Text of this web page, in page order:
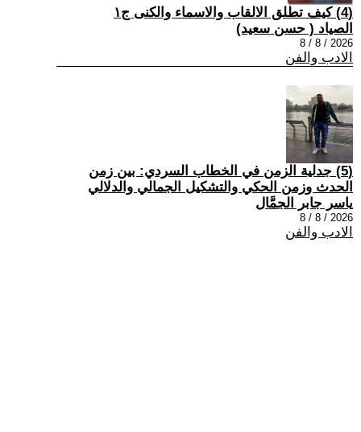
(4) كيف تطلق الالقاب والاسماء والكنى ج١
الصياد ‏( حسن سعيد‏)
2026 / 8 / 8
الادب والفن
(5) جدلية الزمن في الخطاب السردي: بين زمن
الحدث وزمن الحكي والتشكيل الجمالي والدلالي
ياسر جابر الجمَّال
2026 / 8 / 8
الادب والفن